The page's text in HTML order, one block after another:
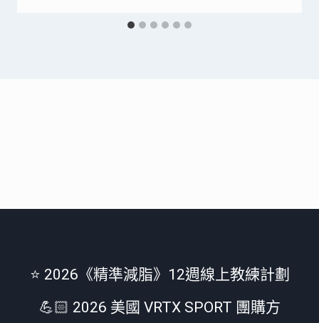
⭐️ 2026《精準減脂》12週線上教練計劃
💪🏻 2026 美國 VRTX SPORT 團購方